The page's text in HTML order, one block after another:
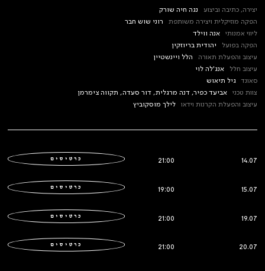
יצירה, כתיבה וביצוע
נגה חיה שורק
הפקה מוזיקלית ויצירה משותפת
רוני שוש חבר
ליווי אמנותי
אנה ווילד
הפקה בפועל
יהודית בריוזקין
עיצוב והפעלת תאורה
הלל ויינשטיין
עיצוב חלל
אנג'לה לוי
סאונד
גיל תיאוש
צוות טכני
אביעד כפיר, דנה מרגלית, דור סעדה, תקווה צימרמן
עיצוב והפעלת הקרנות וידאו
לילך מוסקוביץ
14.07
21:00 כרטיסים
15.07
19:00 כרטיסים
19.07
21:00 כרטיסים
20.07
21:00 כרטיסים